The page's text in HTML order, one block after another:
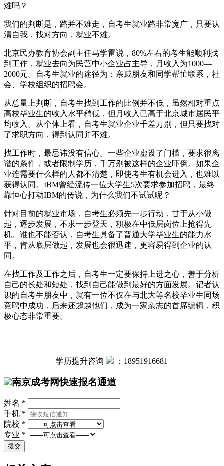
难吗？
我们的判断是，路并不难走，自考生就业路非常宽广，只要认
清自我，找对方向，就业不难。
北京民办教育协会副主任马学雷说，80%左右的考生能顺利找
到工作，就业去向为民营中小企业占主导，月收入为1000—
2000元。自考生就业的途径为：亲戚朋友和同学帮忙联系，社
会、学校组织的招聘会。
从总量上判断，自考生找到工作的比例并不低，虽然相对重点
高校毕业生的收入水平稍低，但月收入已高于北京城市居民平
均收入。从个体上看，自考生就业企业千差万别，但只要找对
了求职方向，得到认同并不难。
找工作时，最忌讳没有信心。一些企业虚设了门槛，要求很离
谱的条件，或者限制学历，千万别被这样的企业吓倒。如果企
业连需要什么样的人都不清楚，即使考生有机会进入，也难以
获得认同。IBM曾经流传一位大学生5次要求参加招聘，最终
靠恒心打动IBM的传说，为什么我们不试试呢？
针对目前的就业市场，自考生必须先一步行动，甘于从小做
起，逐步发展，不求一步登天，积极在中低层岗位上抢得先
机。谁也不能否认，自考生具备了普通大学毕业生的能力水
平，肯从底层做起，发展也会很迅速，更容易得到企业的认
同。
在找工作及工作之后，自考生一定要保持上进之心，善于分析
自己的长处和短处，找到自己能做到最好的方面发展。记者认
识的自考生朋友中，就有一位不仅在与北大等名校毕业生同场
竞聘中成功，后来还超越他们，成为一家杂志的首席编辑，积
极心态非常重要。
学历提升咨询 ： 18951916681
南京成考网快速报名通道
姓名 *
手机 *
院校 *
专业 *